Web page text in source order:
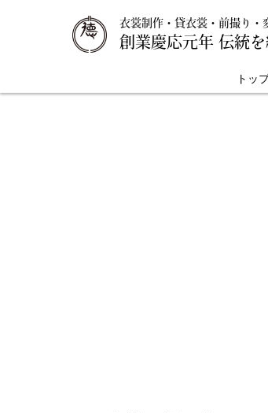
衣裳制作・貸衣裳・前撮り・
創業慶応元年 伝統
トッ